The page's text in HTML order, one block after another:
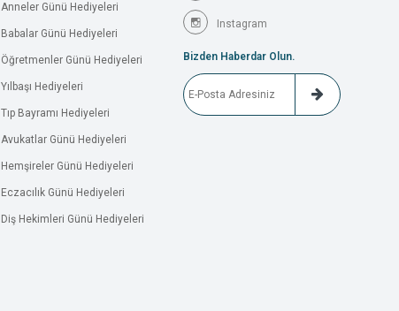
Anneler Günü Hediyeleri
Babalar Günü Hediyeleri
Öğretmenler Günü Hediyeleri
Yılbaşı Hediyeleri
Tıp Bayramı Hediyeleri
Avukatlar Günü Hediyeleri
Hemşireler Günü Hediyeleri
Eczacılık Günü Hediyeleri
Diş Hekimleri Günü Hediyeleri
Instagram
Bizden Haberdar Olun.